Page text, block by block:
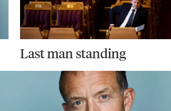
Last man standing